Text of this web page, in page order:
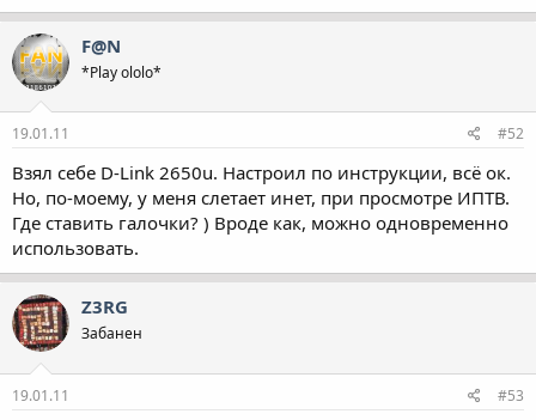
н
я
F@N
*Play ololo*
19.01.11 #52
Взял себе D-Link 2650u. Настроил по инструкции, всё ок.
Но, по-моему, у меня слетает инет, при просмотре ИПТВ.
Где ставить галочки? ) Вроде как, можно одновременно
использовать.
Z3RG
Забанен
19.01.11 #53